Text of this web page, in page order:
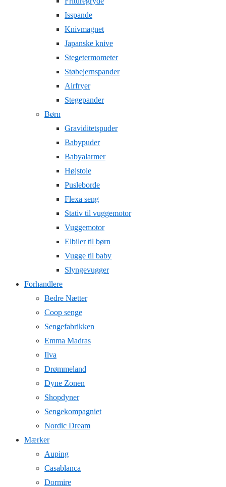
Isspande
Knivmagnet
Japanske knive
Stegetermometer
Støbejernspander
Airfryer
Stegepander
Børn
Graviditetspuder
Babypuder
Babyalarmer
Højstole
Pusleborde
Flexa seng
Stativ til vuggemotor
Vuggemotor
Elbiler til børn
Vugge til baby
Slyngevugger
Forhandlere
Bedre Nætter
Coop senge
Sengefabrikken
Emma Madras
Ilva
Drømmeland
Dyne Zonen
Shopdyner
Sengekompagniet
Nordic Dream
Mærker
Auping
Casablanca
Dormire